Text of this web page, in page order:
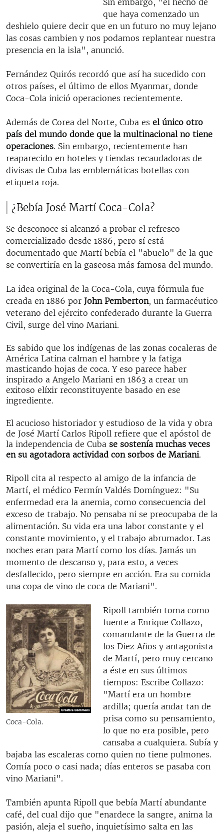
que haya comenzado un
deshielo quiere decir que en un futuro no muy lejano
las cosas cambien y nos podamos replantear nuestra
presencia en la isla", anunció.
Fernández Quirós recordó que así ha sucedido con
otros países, el último de ellos Myanmar, donde
Coca-Cola inició operaciones recientemente.
Además de Corea del Norte, Cuba es el único otro
país del mundo donde que la multinacional no tiene
operaciones. Sin embargo, recientemente han
reaparecido en hoteles y tiendas recaudadoras de
divisas de Cuba las emblemáticas botellas con
etiqueta roja.
¿Bebía José Martí Coca-Cola?
Se desconoce si alcanzó a probar el refresco
comercializado desde 1886, pero sí está
documentado que Martí bebía el "abuelo" de la que
se convertiría en la gaseosa más famosa del mundo.
La idea original de la Coca-Cola, cuya fórmula fue
creada en 1886 por John Pemberton, un farmacéutico
veterano del ejército confederado durante la Guerra
Civil, surge del vino Mariani.
Es sabido que los indígenas de las zonas cocaleras de
América Latina calman el hambre y la fatiga
masticando hojas de coca. Y eso parece haber
inspirado a Angelo Mariani en 1863 a crear un
exitoso elíxir reconstituyente basado en ese
ingrediente.
El acucioso historiador y estudioso de la vida y obra
de José Martí Carlos Ripoll refiere que el apóstol de
la independencia de Cuba se sostenía muchas veces
en su agotadora actividad con sorbos de Mariani.
Ripoll cita al respecto al amigo de la infancia de
Martí, el médico Fermín Valdés Domínguez: "Su
enfermedad era la anemia, como consecuencia del
exceso de trabajo. No pensaba ni se preocupaba de la
alimentación. Su vida era una labor constante y el
constante movimiento, y el trabajo abrumador. Las
noches eran para Martí como los días. Jamás un
momento de descanso y, para esto, a veces
desfallecido, pero siempre en acción. Era su comida
una copa de vino de coca de Mariani".
Coca-Cola.
Ripoll también toma como
fuente a Enrique Collazo,
comandante de la Guerra de
los Diez Años y antagonista
de Martí, pero muy cercano
a éste en sus últimos
tiempos: Escribe Collazo:
"Martí era un hombre
ardilla; quería andar tan de
prisa como su pensamiento,
lo que no era posible, pero
cansaba a cualquiera. Subía y
bajaba las escaleras como quien no tiene pulmones.
Comía poco o casi nada; días enteros se pasaba con
vino Mariani".
También apunta Ripoll que bebía Martí abundante
café, del cual dijo que "enardece la sangre, anima la
pasión, aleja el sueño, inquietísimo salta en las